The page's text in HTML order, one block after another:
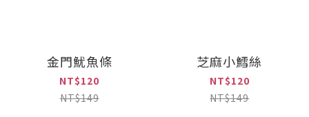
金門魷魚條
NT$120
NT$149
芝麻小鱈絲
NT$120
NT$149